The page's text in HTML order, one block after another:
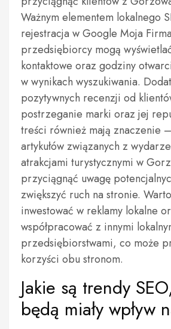
Ważnym elementem lokalnego
rejestracja w Google Moja
przedsiębiorcy mogą
kontaktowe oraz godziny
w wynikach wyszukiwania.
pozytywnych recenzji od
postrzeganie marki oraz jej
treści również mają znaczenie
artykułów związanych z
atrakcjami turystycznymi w
przyciągnąć uwagę
zwiększyć ruch na stronie.
inwestować w reklamy lokalne
współpracować z innymi
przedsiębiorstwami, co może
korzyści obu stronom.
Jakie są trendy
będą miały wpływ